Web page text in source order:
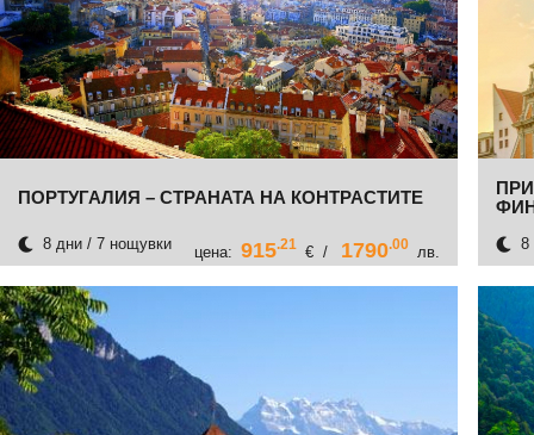
ПОРТУГАЛИЯ – СТРАНАТА НА КОНТРАСТИТЕ
8 дни / 7 нощувки цена: 915 .21 € / 1790 .00 лв. 8